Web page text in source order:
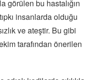
görülen bu hastalığın
insanlarda olduğu
ve ateştir. Bu gibi
tarafından önerilen